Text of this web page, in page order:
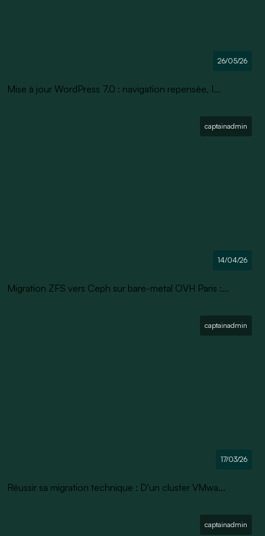
26/05/26
Mise à jour WordPress 7.0 : navigation repensée, I...
captainadmin
14/04/26
Migration ZFS vers Ceph sur bare-metal OVH Paris :...
captainadmin
17/03/26
Réussir sa migration technique : D'un cluster VMwa...
captainadmin